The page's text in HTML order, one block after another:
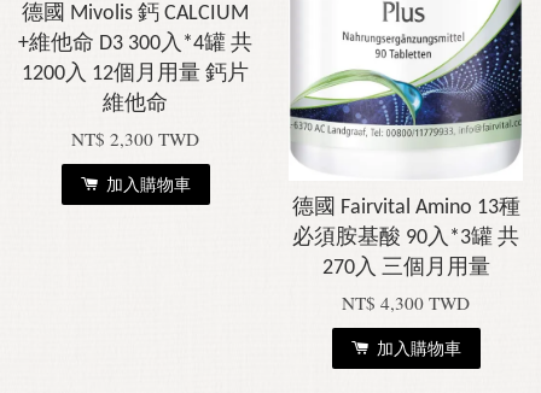
德國 Mivolis 鈣 CALCIUM
+維他命 D3 300入*4罐 共
1200入 12個月用量 鈣片
維他命
NT$ 2,300 TWD
加入購物車
德國 Fairvital Amino 13種
必須胺基酸 90入*3罐 共
270入 三個月用量
NT$ 4,300 TWD
加入購物車